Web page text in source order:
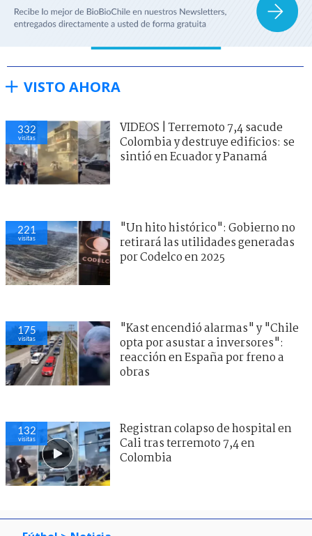
VISTO AHORA
332
visitas
VIDEOS | Terremoto 7,4 sacude
Colombia y destruye edificios: se
sintió en Ecuador y Panamá
221
visitas
"Un hito histórico": Gobierno no
retirará las utilidades generadas
por Codelco en 2025
175
visitas
"Kast encendió alarmas" y "Chile
opta por asustar a inversores":
reacción en España por freno a
obras
132
visitas
Registran colapso de hospital en
Cali tras terremoto 7,4 en
Colombia